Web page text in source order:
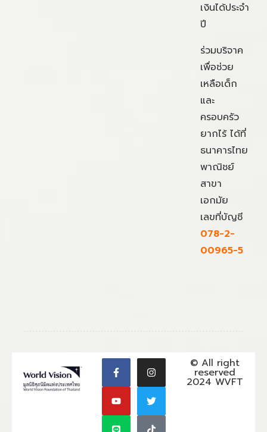
เงินได้ประจำ
ปี
ร่วมบริจาค
เพื่อช่วย
เหลือเด็ก
และ
ครอบครัว
ยากไร้ ได้ที่
ธนาคารไทย
พาณิชย์
สาขา
เอกมัย
เลขที่บัญชี
078-2-
00965-5
© All right
reserved
2024 WVFT